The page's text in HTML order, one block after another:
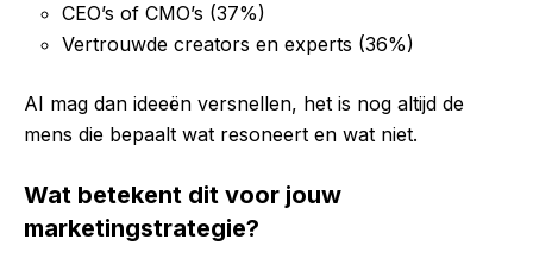
CEO’s of CMO’s (37%)
Vertrouwde creators en experts (36%)
AI mag dan ideeën versnellen, het is nog altijd de
mens die bepaalt wat resoneert en wat niet.
Wat betekent dit voor jouw
marketingstrategie?